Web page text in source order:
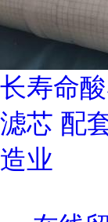
长寿命
滤芯 配
造业